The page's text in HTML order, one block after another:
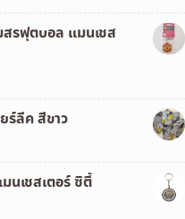
รฟุตบอล แมนเชส
ร์ลีค สีขาว
เชสเตอร์ ซิตี้